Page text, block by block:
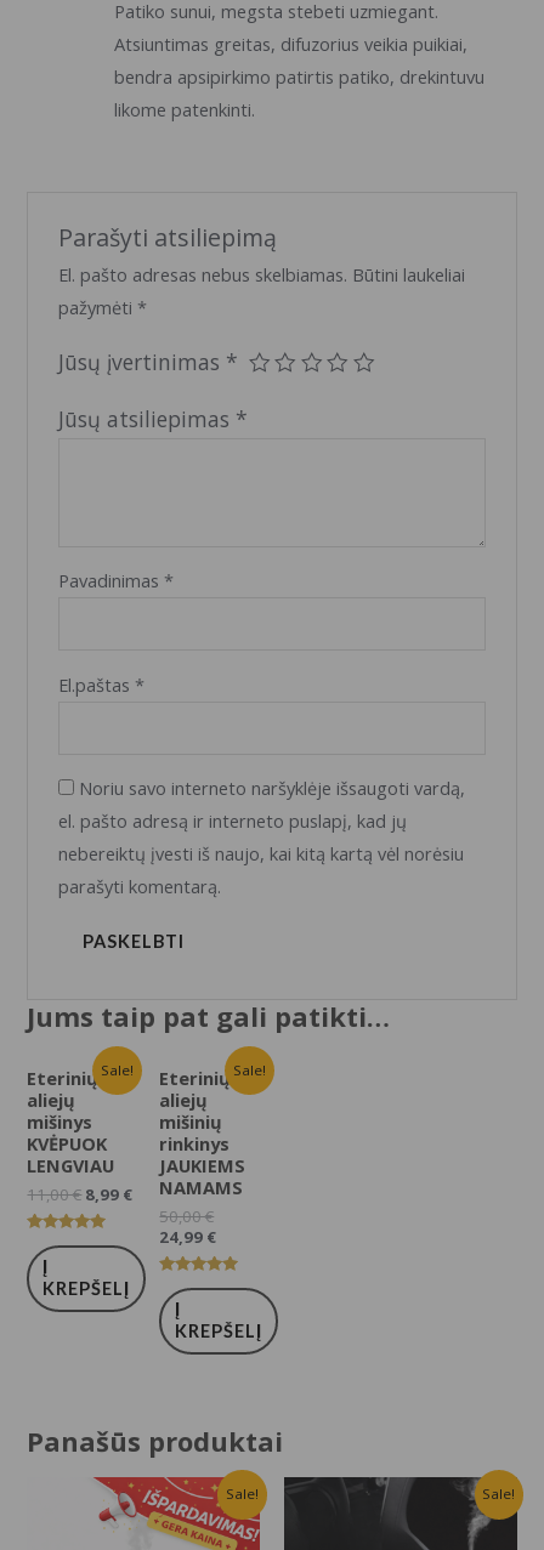
5iš 5
Patiko sunui, megsta stebeti uzmiegant.
Atsiuntimas greitas, difuzorius veikia puikiai,
bendra apsipirkimo patirtis patiko, drekintuvu
likome patenkinti.
Parašyti atsiliepimą
El. pašto adresas nebus skelbiamas. Būtini laukeliai
pažymėti *
Jūsų įvertinimas *
Jūsų atsiliepimas *
Pavadinimas *
El.paštas *
Noriu savo interneto naršyklėje išsaugoti vardą,
el. pašto adresą ir interneto puslapį, kad jų
nebereiktų įvesti iš naujo, kai kitą kartą vėl norėsiu
parašyti komentarą.
Jums taip pat gali patikti…
Sale!
Eterinių
aliejų
mišinys
KVĖPUOK
LENGVIAU
11,00€ 8,99 €
Įvertinimas:
5.00
iš 5Į
KREPŠELĮ
Sale!
Eterinių
aliejų
mišinių
rinkinys
JAUKIEMS
NAMAMS
50,00€
24,99 €
Įvertinimas:
5.00
iš 5Į
KREPŠELĮ
Panašūs produktai
Sale! Sale!